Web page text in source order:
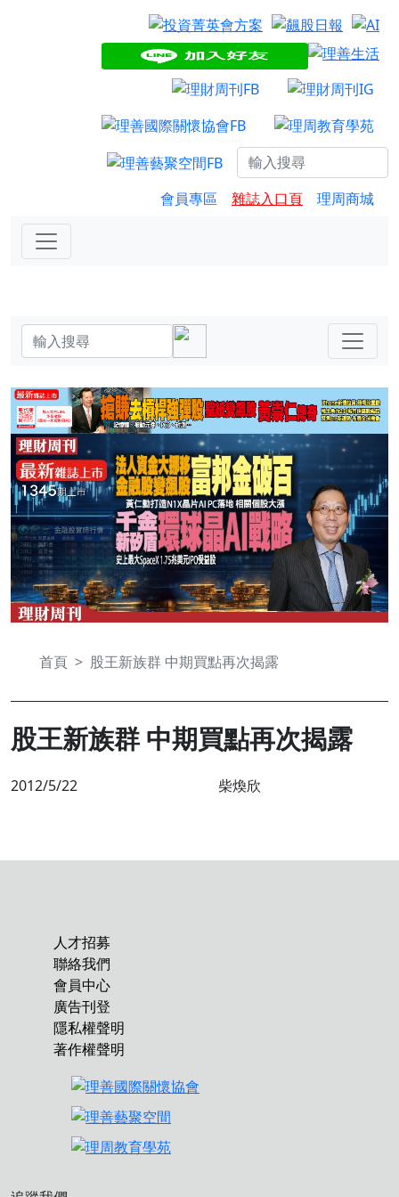
會員專區 雜誌入口頁 理周商城
首頁 股王新族群 中期買點再次揭露
股王新族群 中期買點再次揭露
2012/5/22 柴煥欣
人才招募
聯絡我們
會員中心
廣告刊登
隱私權聲明
著作權聲明